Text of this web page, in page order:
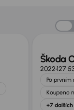
Extra
Škoda
2022127
Po prvním
Koupeno
+7 dalších